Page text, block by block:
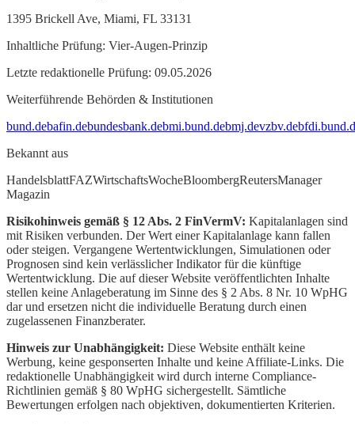
1395 Brickell Ave, Miami, FL 33131
Inhaltliche Prüfung: Vier-Augen-Prinzip
Letzte redaktionelle Prüfung: 09.05.2026
Weiterführende Behörden & Institutionen
bund.debafin.debundesbank.debmi.bund.debmj.devzbv.de
Bekannt aus
HandelsblattFAZWirtschaftsWocheBloombergReutersManager
Magazin
Risikohinweis gemäß § 12 Abs. 2 FinVermV: Kapitalanlagen sind
mit Risiken verbunden. Der Wert einer Kapitalanlage kann fallen
oder steigen. Vergangene Wertentwicklungen, Simulationen oder
Prognosen sind kein verlässlicher Indikator für die künftige
Wertentwicklung. Die auf dieser Website veröffentlichten Inhalte
stellen keine Anlageberatung im Sinne des § 2 Abs. 8 Nr. 10 WpHG
dar und ersetzen nicht die individuelle Beratung durch einen
zugelassenen Finanzberater.
Hinweis zur Unabhängigkeit: Diese Website enthält keine
Werbung, keine gesponserten Inhalte und keine Affiliate-Links. Die
redaktionelle Unabhängigkeit wird durch interne Compliance-
Richtlinien gemäß § 80 WpHG sichergestellt. Sämtliche
Bewertungen erfolgen nach objektiven, dokumentierten Kriterien.